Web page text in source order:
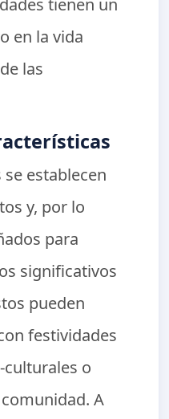
en la vida
las
establecen
y, por lo
para
significativos
pueden
festividades
o
A